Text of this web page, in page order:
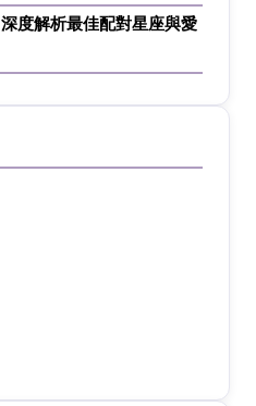
度解析最佳配對星座與愛